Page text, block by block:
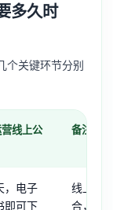
多久时
个关键环节分别
线上公
备注
，电子
即可下
线上办
合，不